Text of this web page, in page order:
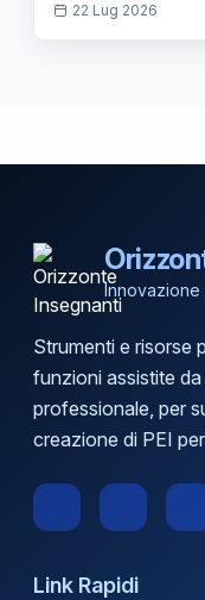
22 Lug 2026
Strumenti e risorse
funzioni assistite
professionale, per
creazione di PEI
Link Rapidi